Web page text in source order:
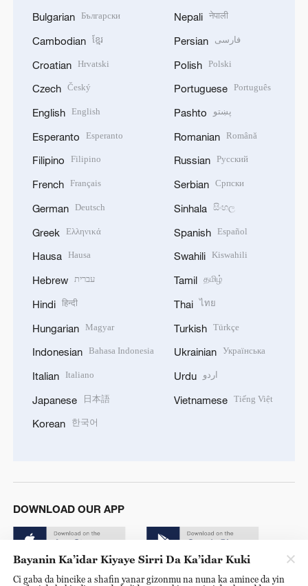
Bulgarian Български
Cambodian ខ្មែរ
Croatian Hrvatski
Czech Český
English English
Esperanto Esperanto
Filipino Filipino
French Français
German Deutsch
Greek Ελληνικά
Hausa Hausa
Hebrew עברית
Hindi हिन्दी
Hungarian Magyar
Indonesian Bahasa Indonesia
Italian Italiano
Japanese 日本語
Korean 한국어
Nepali नेपाली
Persian فارسی
Polish Polski
Portuguese Português
Pashto پښتو
Romanian Română
Russian Русский
Serbian Српски
Sinhala සිංහල
Spanish Español
Swahili Kiswahili
Tamil தமிழ்
Thai ไทย
Turkish Türkçe
Ukrainian Українська
Urdu اردو
Vietnamese Tiếng Việt
DOWNLOAD OUR APP
Bayanin Ka’idar Kiyaye Sirri Da Ka’idar Kuki
Ci gaba da bincike a shafin yanar gizonmu na nuna ka amince da yin